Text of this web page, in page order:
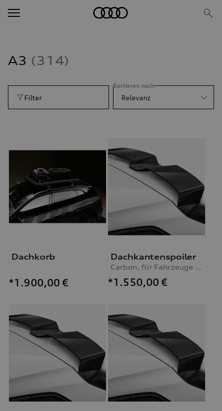
A3 314
Filter
Sortieren nach
Relevanz
Dachkorb
*1.900,00 €
Dachkantenspoiler
Carbon, für Fahrzeuge ohne S line Exterieurpaket
*1.550,00 €